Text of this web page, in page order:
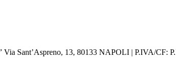
Sant’Aspreno, 13, 80133 NAPOLI | P.IVA/CF: